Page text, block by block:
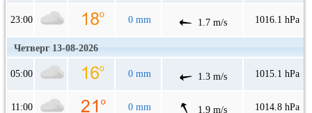
23:00 0 mm 1.7 m/s 1016.1 hPa
Четверг 13-08-2026
05:00 0 mm 1.3 m/s 1015.1 hPa
11:00 0 mm 1.9 m/s 1014.8 hPa